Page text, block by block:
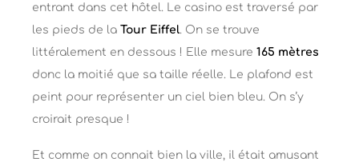
entrant dans cet hôtel. Le casino est traversé par
les pieds de la Tour Eiffel. On se trouve
littéralement en dessous ! Elle mesure 165 mètres
donc la moitié que sa taille réelle. Le plafond est
peint pour représenter un ciel bien bleu. On s’y
croirait presque !
Et comme on connait bien la ville, il était amusant